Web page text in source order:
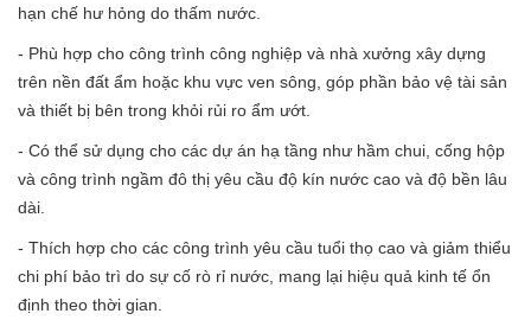
hạn chế hư hỏng do thấm nước.
- Phù hợp cho công trình công nghiệp và nhà xưởng xây dựng
trên nền đất ẩm hoặc khu vực ven sông, góp phần bảo vệ tài sản
và thiết bị bên trong khỏi rủi ro ẩm ướt.
- Có thể sử dụng cho các dự án hạ tầng như hầm chui, cống hộp
và công trình ngầm đô thị yêu cầu độ kín nước cao và độ bền lâu
dài.
- Thích hợp cho các công trình yêu cầu tuổi thọ cao và giảm thiểu
chi phí bảo trì do sự cố rò rỉ nước, mang lại hiệu quả kinh tế ổn
định theo thời gian.